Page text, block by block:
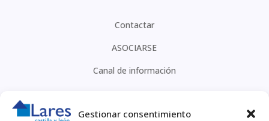
Gestionar consentimiento
Contactar
ASOCIARSE
Canal de información
CONTACTO